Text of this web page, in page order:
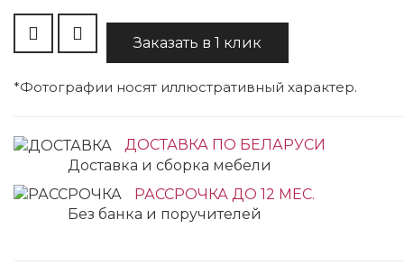
Заказать в 1 клик
*Фотографии носят иллюстративный характер.
ДОСТАВКА ПО БЕЛАРУСИ
Доставка и сборка мебели
РАССРОЧКА ДО 12 МЕС.
Без банка и поручителей